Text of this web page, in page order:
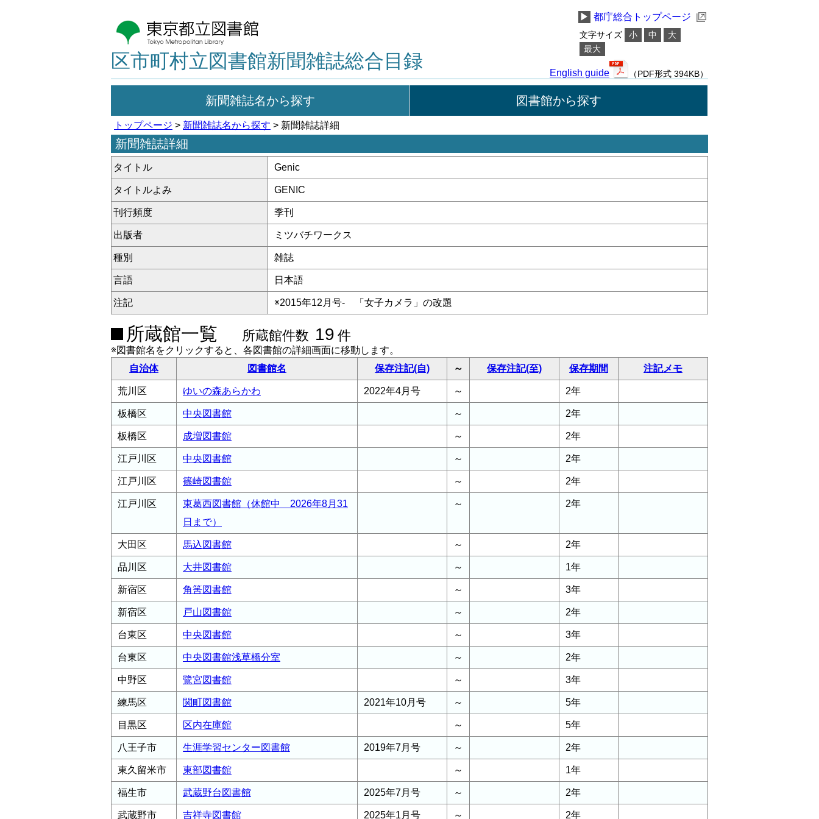
区市町村立図書館新聞雑誌総合目録
▶ 都庁総合トップページ
文字サイズ 小 中
大
最大
English guide （PDF形式 394KB）
新聞雑誌名から探す 図書館から探す
トップページ > 新聞雑誌名から探す > 新聞雑誌詳細
新聞雑誌詳細
タイトル Genic
タイトルよみ GENIC
刊行頻度 季刊
出版者 ミツバチワークス
種別 雑誌
言語 日本語
注記 ※2015年12月号- 「女子カメラ」の改題
所蔵館一覧 所蔵館件数 19 件
※図書館名をクリックすると、各図書館の詳細画面に移動します。
自治体
図書館名 保存注記(自) ～ 保存注記(至) 保存期間 注記メモ
荒川区 ゆいの森あらかわ 2022年4月号 ～ 2年
板橋区 中央図書館 ～ 2年
板橋区 成増図書館 ～ 2年
江戸川区 中央図書館 ～ 2年
江戸川区 篠崎図書館 ～ 2年
江戸川区
東葛西図書館（休館中 2026年8月31
日まで）
～ 2年
大田区 馬込図書館 ～ 2年
品川区 大井図書館 ～ 1年
新宿区 角筈図書館 ～ 3年
新宿区 戸山図書館 ～ 2年
台東区 中央図書館 ～ 3年
台東区 中央図書館浅草橋分室 ～ 2年
中野区 鷺宮図書館 ～ 3年
練馬区 関町図書館 2021年10月号 ～ 5年
目黒区 区内在庫館 ～ 5年
八王子市 生涯学習センター図書館 2019年7月号 ～ 2年
東久留米市 東部図書館 ～ 1年
福生市 武蔵野台図書館 2025年7月号 ～ 2年
武蔵野市 吉祥寺図書館 2025年1月号 ～ 2年